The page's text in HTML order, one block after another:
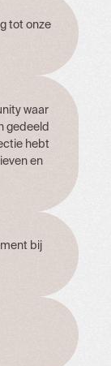
tot onze
waar
gedeeld
hebt
en
bij